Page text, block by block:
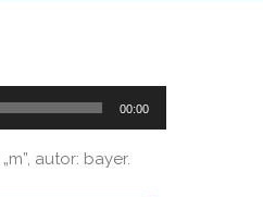
00:00
autor: bayer.